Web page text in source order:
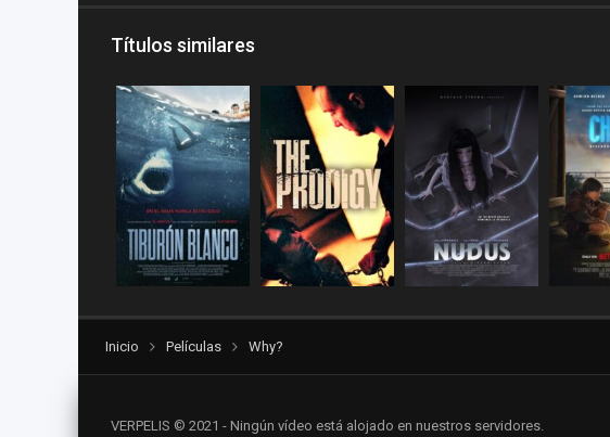
Títulos similares
Inicio Películas Why?
VERPELIS © 2021 - Ningún vídeo está alojado en nuestros servidores.